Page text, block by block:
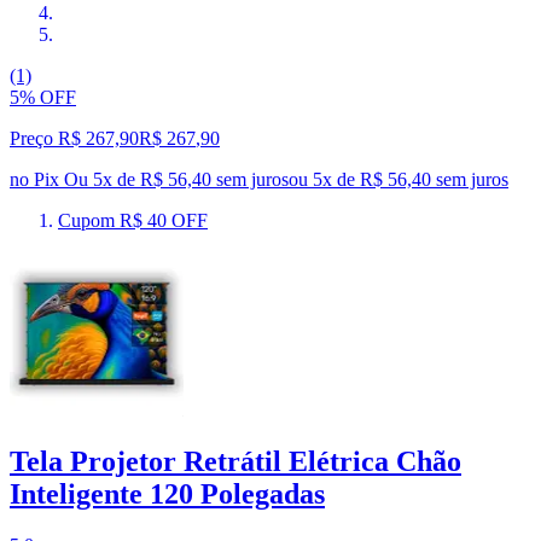
(1)
5% OFF
Preço R$ 267,90R$ 267,90
no Pix Ou 5x de R$ 56,40 sem jurosou 5x de R$ 56,40 sem juros
Cupom R$ 40 OFF
Tela Projetor Retrátil Elétrica Chão
Inteligente 120 Polegadas